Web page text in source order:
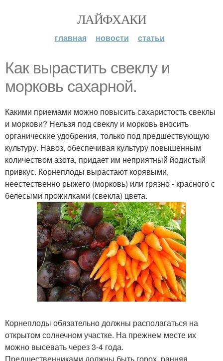
ЛАЙФХАКИ
главная новости статьи
Как вырастить свеклу и
морковь сахарной.
Какими приемами можно повысить сахаристость свеклы
и моркови? Нельзя под свеклу и морковь вносить
органические удобрения, только под предшествующую
культуру. Навоз, обеспечивая культуру повышенным
количеством азота, придает им неприятный йодистый
привкус. Корнеплоды вырастают корявыми,
неестественно рыжего (морковь) или грязно - красного с
белесыми прожилками (свекла) цвета.
Корнеплоды обязательно должны располагаться на
открытом солнечном участке. На прежнем месте их
можно высевать через 3-4 года.